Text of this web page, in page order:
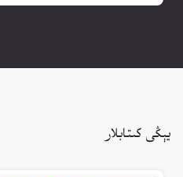
يېڭى كىتابلار